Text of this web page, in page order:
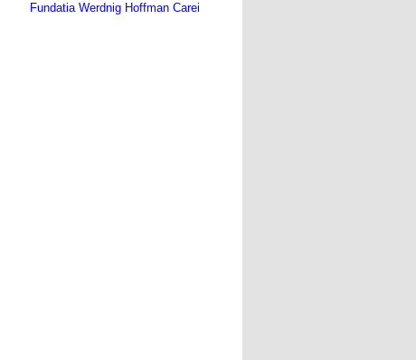
Fundatia Werdnig Hoffman Carei